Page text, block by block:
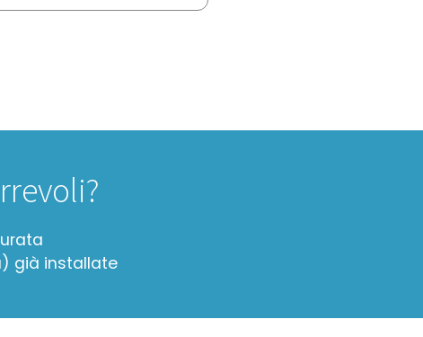
già installate